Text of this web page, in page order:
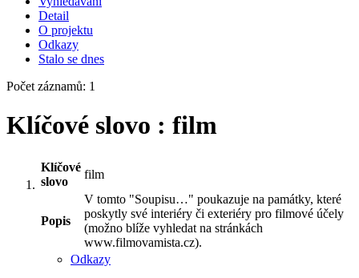
Detail
O projektu
Odkazy
Stalo se dnes
Počet záznamů: 1
Klíčové slovo : film
Klíčové
slovo
film
Popis
V tomto "Soupisu…" poukazuje na památky, které
poskytly své interiéry či exteriéry pro filmové účely
(možno blíže vyhledat na stránkách
www.filmovamista.cz).
Odkazy